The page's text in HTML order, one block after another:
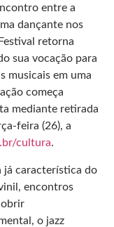
entre a
dançante nos
retorna
sua vocação para
musicais em uma
começa
mediante retirada
feira (26), a
cultura.
já característica do
encontros
o jazz